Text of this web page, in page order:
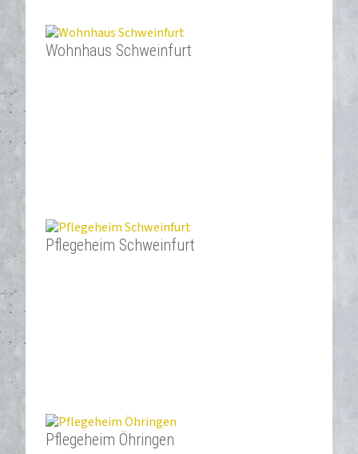
Wohnhaus Schweinfurt
Pflegeheim Schweinfurt
Pflegeheim Öhringen